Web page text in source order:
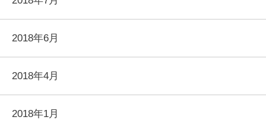
2018年6月
2018年4月
2018年1月